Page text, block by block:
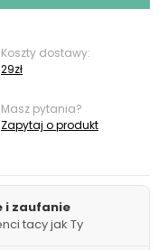
Koszty dostawy:
29zł
Masz pytania?
Zapytaj o produkt
i zaufanie
tacy jak Ty